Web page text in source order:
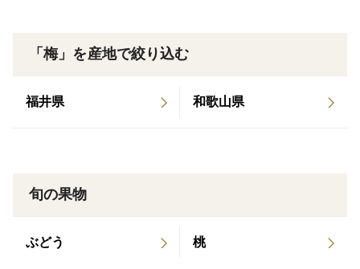
「梅」を産地で絞り込む
福井県 和歌山県
旬の果物
ぶどう 桃